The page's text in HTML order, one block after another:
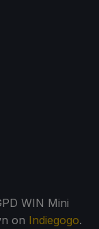
WIN Mini
on Indiegogo.